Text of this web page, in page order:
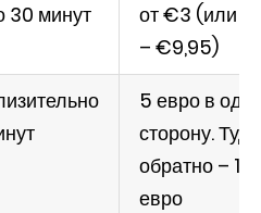
30 минут
от €3 (или
– €9,95)
5 евро в
сторону.
обратно – 10
евро